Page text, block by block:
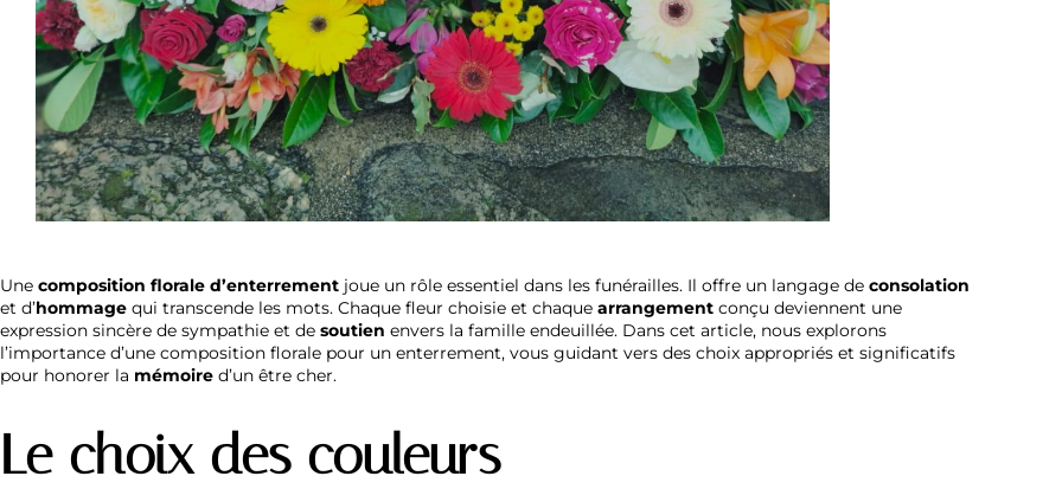
Une composition florale d’enterrement joue un rôle essentiel dans les funérailles. Il offre un langage de consolation
et d’hommage qui transcende les mots. Chaque fleur choisie et chaque arrangement conçu deviennent une
expression sincère de sympathie et de soutien envers la famille endeuillée. Dans cet article, nous explorons
l’importance d’une composition florale pour un enterrement, vous guidant vers des choix appropriés et significatifs
pour honorer la mémoire d’un être cher.
Le choix des couleurs